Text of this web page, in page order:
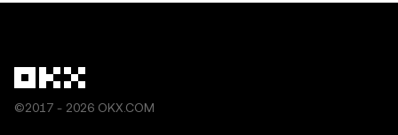
©2017 - 2026 OKX.COM